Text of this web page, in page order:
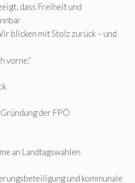
dass Freiheit und
blicken mit Stolz zurück – und
vorne.“
der FPÖ
an Landtagswahlen
und kommunale